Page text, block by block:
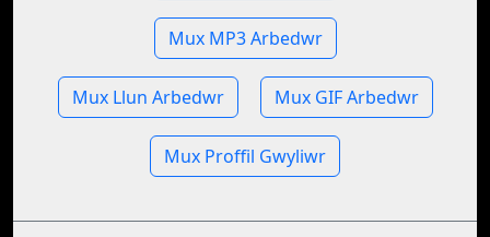
Mux MP3 Arbedwr
Mux Llun Arbedwr Mux GIF Arbedwr
Mux Proffil Gwyliwr